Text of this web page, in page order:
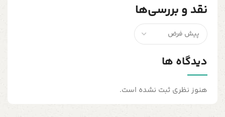
نقد و بررسی‌ها
دیدگاه ها
هنوز نظری ثبت نشده است.